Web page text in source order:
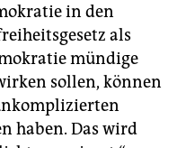
in den
als
mündige
sollen, können
haben. Das wird